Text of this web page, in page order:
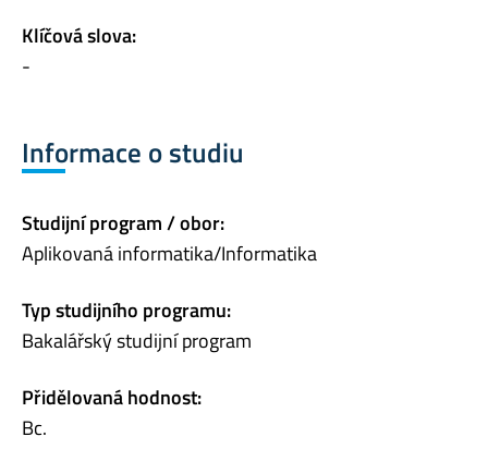
Klíčová slova:
-
Informace o studiu
Studijní program / obor:
Aplikovaná informatika/Informatika
Typ studijního programu:
Bakalářský studijní program
Přidělovaná hodnost:
Bc.